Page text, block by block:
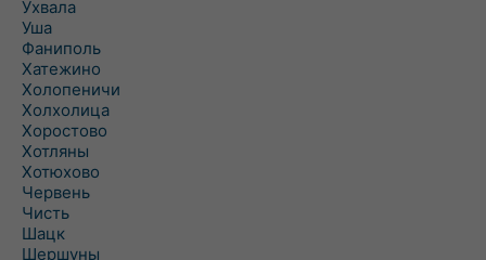
Ухвала
Уша
Фаниполь
Хатежино
Холопеничи
Холхолица
Хоростово
Хотляны
Хотюхово
Червень
Чисть
Шацк
Шершуны